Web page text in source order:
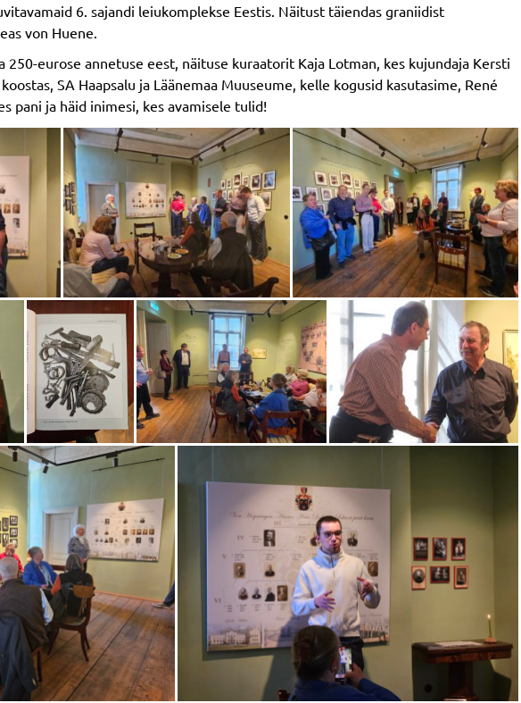
6. sajandi leiukomplekse Eestis. Näitust täiendas graniidist
von Huene.
250-eurose annetuse eest, näituse kuraatorit Kaja Lotman, kes kujundaja Kersti
SA Haapsalu ja Läänemaa Muuseume, kelle kogusid kasutasime, René
pani ja häid inimesi, kes avamisele tulid!